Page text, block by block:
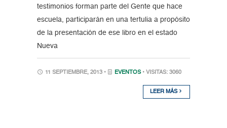
testimonios forman parte del Gente que hace
escuela, participarán en una tertulia a propósito
de la presentación de ese libro en el estado
Nueva
11 SEPTIEMBRE, 2013 • EVENTOS • VISITAS: 3060
LEER MÁS